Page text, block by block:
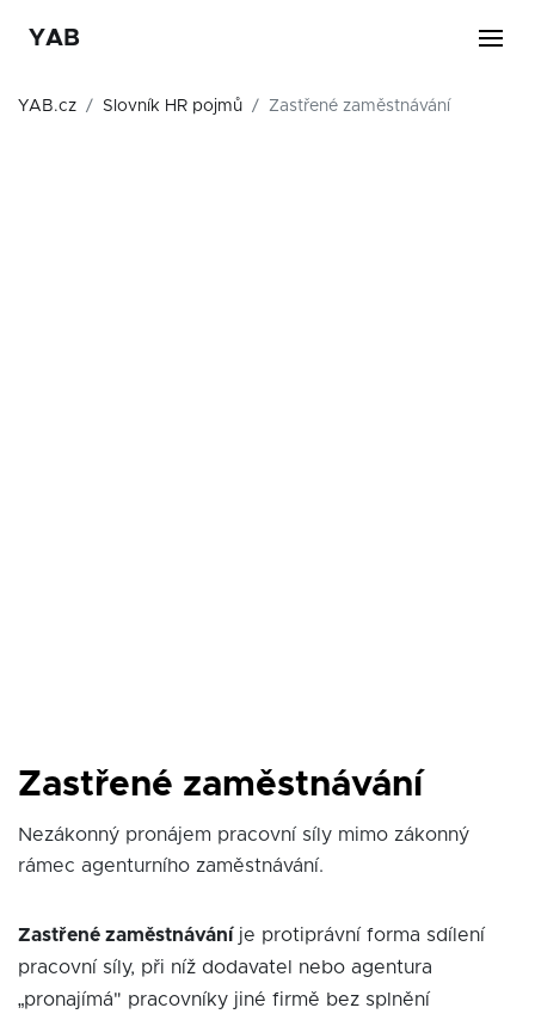
YAB
YAB.cz Slovník HR pojmů Zastřené zaměstnávání
Zastřené zaměstnávání
Nezákonný pronájem pracovní síly mimo zákonný
rámec agenturního zaměstnávání.
Zastřené zaměstnávání je protiprávní forma sdílení
pracovní síly, při níž dodavatel nebo agentura
„pronajímá" pracovníky jiné firmě bez splnění